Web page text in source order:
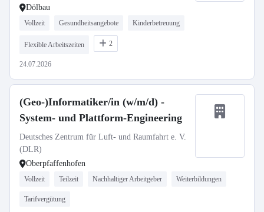
Dölbau
Vollzeit Gesundheitsangebote Kinderbetreuung
Flexible Arbeitszeiten 2
24.07.2026
(Geo-)Informatiker/in (w/m/d) -
System- und Plattform-Engineering
Deutsches Zentrum für Luft- und Raumfahrt e. V.
(DLR)
Oberpfaffenhofen
Vollzeit Teilzeit Nachhaltiger Arbeitgeber Weiterbildungen
Tarifvergütung